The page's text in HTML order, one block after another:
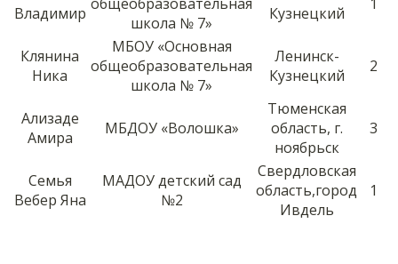
Владимир
школа № 7»
Кузнецкий
Клянина
Ника
МБОУ «Основная
общеобразовательная
школа № 7»
Ленинск-
Кузнецкий
2
Ализаде
Амира
МБДОУ «Волошка»
Тюменская
область, г.
ноябрьск
3
Семья
Вебер Яна
МАДОУ детский сад
№2
Свердловская
область,город
Ивдель
1